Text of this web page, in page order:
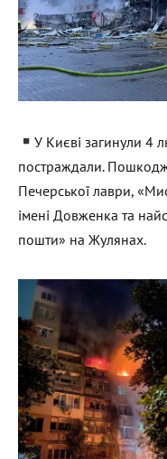
У Києві загинули 4
постраждали.
Печерської лаври,
імені Довженка та
пошти» на Жулянах.